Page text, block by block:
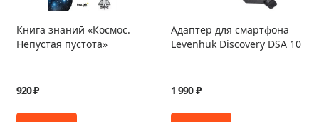
Книга знаний «Космос.
Непустая пустота»
920 ₽
Адаптер для смартфона
Levenhuk Discovery DSA 10
1 990 ₽